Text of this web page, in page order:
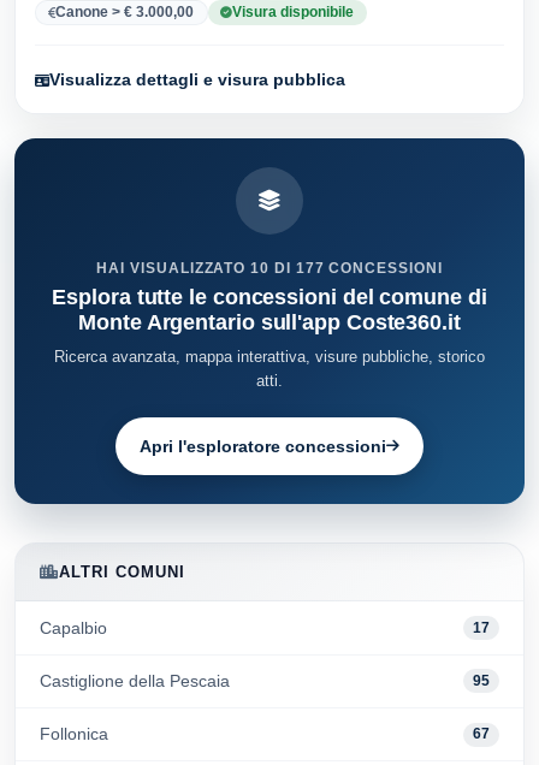
ALTRI COMUNI
Capalbio 17
Castiglione della Pescaia 95
Follonica 67
Canone > € 3.000,00
Visura disponibile
Visualizza dettagli e visura pubblica
HAI VISUALIZZATO 10 DI 177 CONCESSIONI
Esplora tutte le concessioni del comune di
Monte Argentario sull'app Coste360.it
Ricerca avanzata, mappa interattiva, visure pubbliche, storico
atti.
Apri l'esploratore concessioni